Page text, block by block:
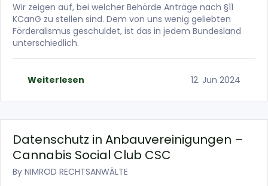
Wir zeigen auf, bei welcher Behörde Anträge nach §11
KCanG zu stellen sind. Dem von uns wenig geliebten
Förderalismus geschuldet, ist das in jedem Bundesland
unterschiedlich.
Weiterlesen 12. Jun 2024
Datenschutz in Anbauvereinigungen –
Cannabis Social Club CSC
By NIMROD RECHTSANWÄLTE